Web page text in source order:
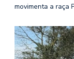
movimenta a raça